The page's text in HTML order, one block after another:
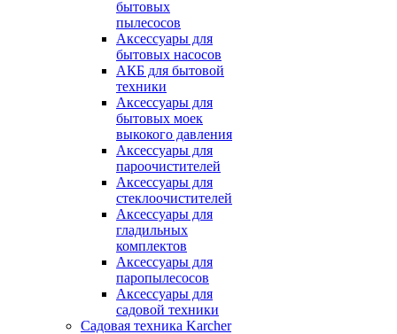
бытовых
пылесосов
Аксессуары для
бытовых насосов
АКБ для бытовой
техники
Аксессуары для
бытовых моек
выкокого давления
Аксессуары для
пароочистителей
Аксессуары для
стеклоочистителей
Аксессуары для
гладильных
комплектов
Аксессуары для
паропылесосов
Аксессуары для
садовой техники
Садовая техника Karcher